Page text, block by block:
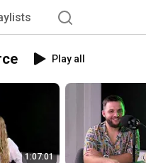
Play all
1:07:01